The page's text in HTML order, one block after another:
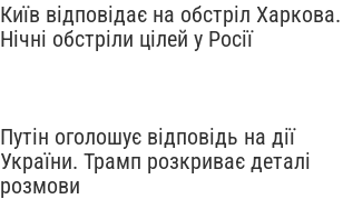
Київ відповідає на обстріл Харкова.
Нічні обстріли цілей у Росії
Путін оголошує відповідь на дії
України. Трамп розкриває деталі
розмови